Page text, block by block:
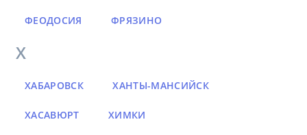
ФЕОДОСИЯ ФРЯЗИНО
Х
ХАБАРОВСК ХАНТЫ-МАНСИЙСК
ХАСАВЮРТ ХИМКИ